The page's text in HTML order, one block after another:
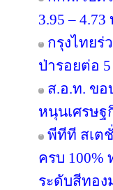
3.95 –
กรุงไทยร่
ป่ารอยต่อ
ส.อ.ท. ข
หนุนเศรษ
พีทีที สเต
ครบ 100%
ระดับสีทอ